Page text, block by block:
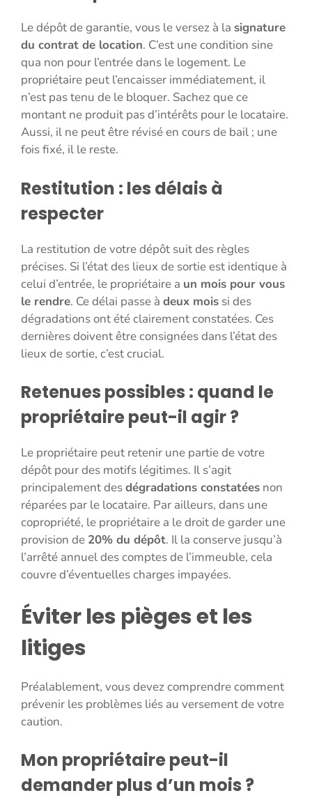
Le dépôt de garantie, vous le versez à la signature
du contrat de location. C’est une condition sine
qua non pour l’entrée dans le logement. Le
propriétaire peut l’encaisser immédiatement, il
n’est pas tenu de le bloquer. Sachez que ce
montant ne produit pas d’intérêts pour le locataire.
Aussi, il ne peut être révisé en cours de bail ; une
fois fixé, il le reste.
Restitution : les délais à
respecter
La restitution de votre dépôt suit des règles
précises. Si l’état des lieux de sortie est identique à
celui d’entrée, le propriétaire a un mois pour vous
le rendre. Ce délai passe à deux mois si des
dégradations ont été clairement constatées. Ces
dernières doivent être consignées dans l’état des
lieux de sortie, c’est crucial.
Retenues possibles : quand le
propriétaire peut-il agir ?
Le propriétaire peut retenir une partie de votre
dépôt pour des motifs légitimes. Il s’agit
principalement desdégradations constatées non
réparées par le locataire. Par ailleurs, dans une
copropriété, le propriétaire a le droit de garder une
provision de 20% du dépôt. Il la conserve jusqu’à
l’arrêté annuel des comptes de l’immeuble, cela
couvre d’éventuelles charges impayées.
Éviter les pièges et les
litiges
Préalablement, vous devez comprendre comment
prévenir les problèmes liés au versement de votre
caution.
Mon propriétaire peut-il
demander plus d’un mois ?